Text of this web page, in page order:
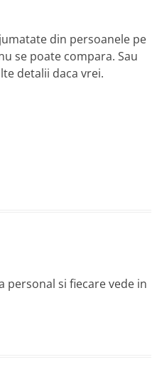
din persoanele pe
se poate compara. Sau
detalii daca vrei.
personal si fiecare vede in